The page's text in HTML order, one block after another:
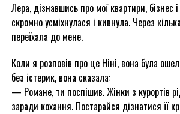
Лера, дізнавшись про мої квартири, бізнес
скромно усміхнулася і кивнула. Через
переїхала до мене.
Коли я розповів про це Ніні, вона була
без істерик, вона сказала:
— Романе, ти поспішив. Жінки з курортів
заради кохання. Постарайся дізнатися її